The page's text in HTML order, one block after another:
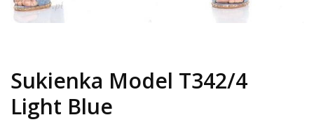
Sukienka Model T342/4
Light Blue